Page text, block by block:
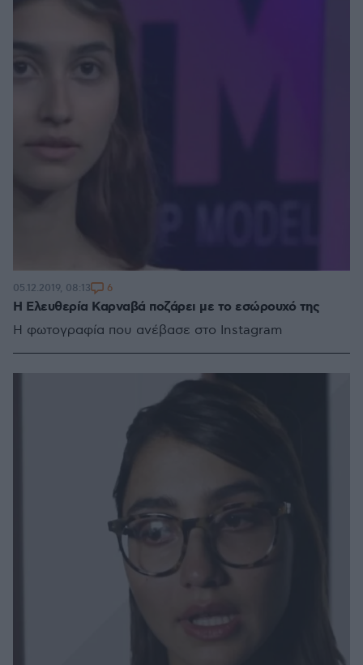
H Ελευθερία Καρναβά ποζάρει με το εσώρουχό της
Η φωτογραφία που ανέβασε στο Instagram
05.12.2019, 08:13 6